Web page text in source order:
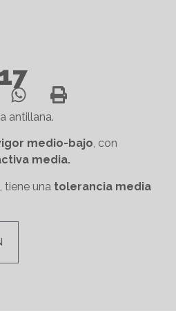
antillana.
medio-bajo, con
media.
tiene una tolerancia media